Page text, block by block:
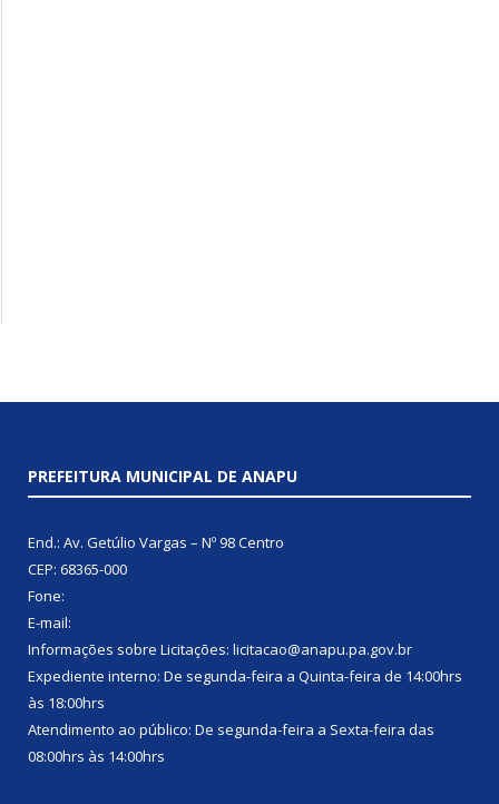
PREFEITURA MUNICIPAL DE ANAPU
End.: Av. Getúlio Vargas – Nº 98 Centro
CEP: 68365-000
Fone:
E-mail:
Informações sobre Licitações: licitacao@anapu.pa.gov.br
Expediente interno: De segunda-feira a Quinta-feira de 14:00hrs
às 18:00hrs
Atendimento ao público: De segunda-feira a Sexta-feira das
08:00hrs às 14:00hrs